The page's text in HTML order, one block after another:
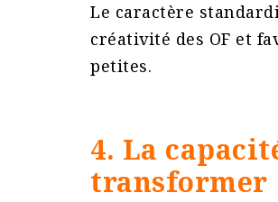
Le caractère
créativité des OF et
petites​.
4. La
transformer